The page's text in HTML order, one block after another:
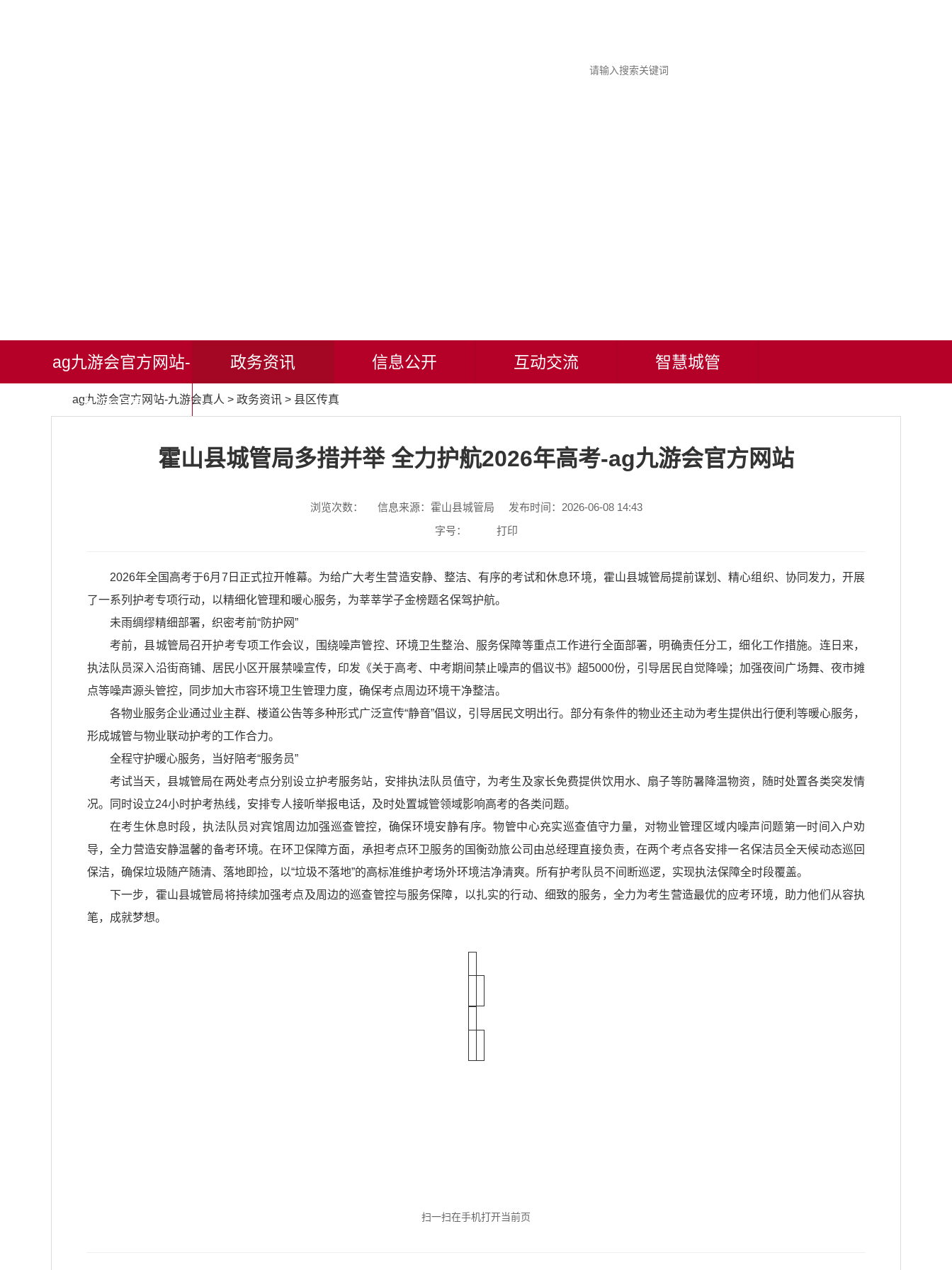
ag九游会官方网站-
九游会真人
政务资讯 信息公开 互动交流 智慧城管
ag九游会官方网站-九游会真人 > 政务资讯 > 县区传真
霍山县城管局多措并举 全力护航2026年高考-ag九游会官方网站
浏览次数： 信息来源：霍山县城管局
发布时间：2026-06-08 14:43
字号：
打印
2026年全国高考于6月7日正式拉开帷幕。为给广大考生营造安静、整洁、有序的考试和休息环境，霍山县城管局提前谋划、精心组织、协同发力，开展
了一系列护考专项行动，以精细化管理和暖心服务，为莘莘学子金榜题名保驾护航。
未雨绸缪精细部署，织密考前“防护网”
考前，县城管局召开护考专项工作会议，围绕噪声管控、环境卫生整治、服务保障等重点工作进行全面部署，明确责任分工，细化工作措施。连日来，
执法队员深入沿街商铺、居民小区开展禁噪宣传，印发《关于高考、中考期间禁止噪声的倡议书》超5000份，引导居民自觉降噪；加强夜间广场舞、夜市摊
点等噪声源头管控，同步加大市容环境卫生管理力度，确保考点周边环境干净整洁。
各物业服务企业通过业主群、楼道公告等多种形式广泛宣传“静音”倡议，引导居民文明出行。部分有条件的物业还主动为考生提供出行便利等暖心服务，
形成城管与物业联动护考的工作合力。
全程守护暖心服务，当好陪考“服务员”
考试当天，县城管局在两处考点分别设立护考服务站，安排执法队员值守，为考生及家长免费提供饮用水、扇子等防暑降温物资，随时处置各类突发情
况。同时设立24小时护考热线，安排专人接听举报电话，及时处置城管领域影响高考的各类问题。
在考生休息时段，执法队员对宾馆周边加强巡查管控，确保环境安静有序。物管中心充实巡查值守力量，对物业管理区域内噪声问题第一时间入户劝
导，全力营造安静温馨的备考环境。在环卫保障方面，承担考点环卫服务的国衡劲旅公司由总经理直接负责，在两个考点各安排一名保洁员全天候动态巡回
保洁，确保垃圾随产随清、落地即捡，以“垃圾不落地”的高标准维护考场外环境洁净清爽。所有护考队员不间断巡逻，实现执法保障全时段覆盖。
下一步，霍山县城管局将持续加强考点及周边的巡查管控与服务保障，以扎实的行动、细致的服务，全力为考生营造最优的应考环境，助力他们从容执
笔，成就梦想。
扫一扫在手机打开当前页